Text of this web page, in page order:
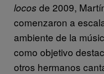
locos de 2009,
comenzaron a
ambiente de la
como objetivo
otros hermanos